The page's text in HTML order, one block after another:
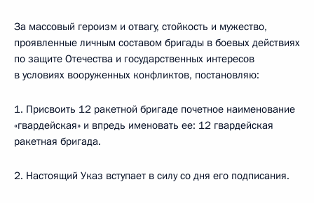
За массовый героизм и отвагу, стойкость и мужество,
проявленные личным составом бригады в боевых действиях
по защите Отечества и государственных интересов
в условиях вооруженных конфликтов, постановляю:
1. Присвоить 12 ракетной бригаде почетное наименование
«гвардейская» и впредь именовать ее: 12 гвардейская
ракетная бригада.
2. Настоящий Указ вступает в силу со дня его подписания.